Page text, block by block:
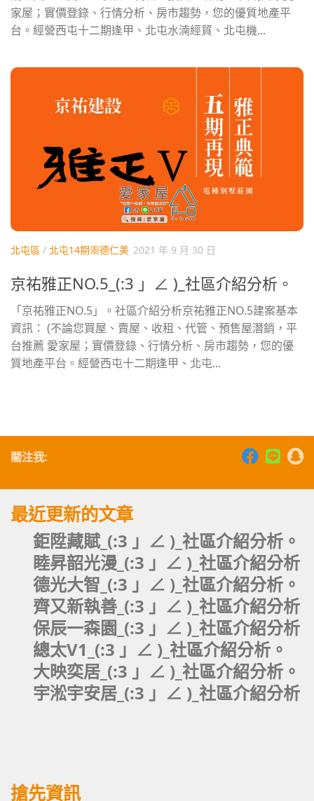
家屋；實價登錄、行情分析、房市趨勢，您的優質地產平
台。經營西屯十二期逢甲、北屯水湳經貿、北屯機...
北屯區 / 北屯14期崇德仁美 2021 年 9 月 30 日
京祐雅正NO.5_(:3 」∠ )_社區介紹分析。
「京祐雅正NO.5」。社區介紹分析京祐雅正NO.5建案基本
資訊： (不論您買屋、賣屋、收租、代管、預售屋潛銷，平
台推薦 愛家屋；實價登錄、行情分析、房市趨勢，您的優
質地產平台。經營西屯十二期逢甲、北屯...
關注我:
最近更新的文章
鉅陞藏賦_(:3 」∠ )_社區介紹分析。
睦昇韶光漫_(:3 」∠ )_社區介紹分析
德光大智_(:3 」∠ )_社區介紹分析。
齊又新執善_(:3 」∠ )_社區介紹分析
保辰一森園_(:3 」∠ )_社區介紹分析
總太V1_(:3 」∠ )_社區介紹分析。
大映奕居_(:3 」∠ )_社區介紹分析。
宇淞宇安居_(:3 」∠ )_社區介紹分析
搶先資訊